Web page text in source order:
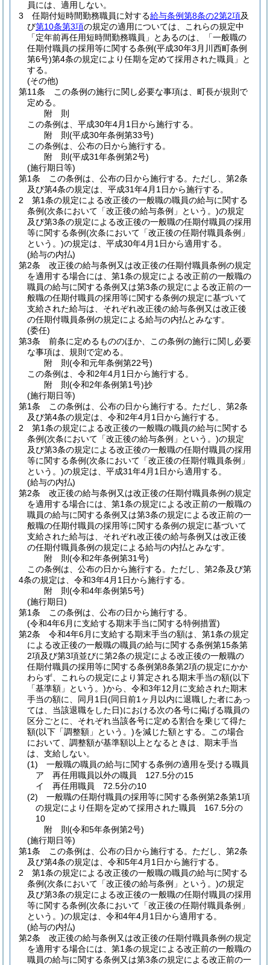
員には、適用しない。
3
任期付短時間勤務職員に対する給与条例第8条の2第2項及
び第10条第3項の規定の適用については、これらの規定中
「定年前再任用短時間勤務職員」とあるのは、「一般職の
任期付職員の採用等に関する条例(平成30年3月川西町条例
第6号)第4条の規定により任期を定めて採用された職員」と
する。
(その他)
第11条
この条例の施行に関し必要な事項は、町長が規則で
定める。
附 則
この条例は、平成30年4月1日から施行する。
附 則(平成30年条例第33号)
この条例は、公布の日から施行する。
附 則(平成31年条例第2号)
(施行期日等)
第1条
この条例は、公布の日から施行する。 ただし、第2条
及び第4条の規定は、平成31年4月1日から施行する。
2
第1条の規定による改正後の一般職の職員の給与に関する
条例(次条において「改正後の給与条例」という。)の規定
及び第3条の規定による改正後の一般職の任期付職員の採用
等に関する条例(次条において「改正後の任期付職員条例」
という。)の規定は、平成30年4月1日から適用する。
(給与の内払)
第2条
改正後の給与条例又は改正後の任期付職員条例の規定
を適用する場合には、第1条の規定による改正前の一般職の
職員の給与に関する条例又は第3条の規定による改正前の一
般職の任期付職員の採用等に関する条例の規定に基づいて
支給された給与は、それぞれ改正後の給与条例又は改正後
の任期付職員条例の規定による給与の内払とみなす。
(委任)
第3条
前条に定めるもののほか、この条例の施行に関し必要
な事項は、規則で定める。
附 則(令和元年条例第22号)
この条例は、令和2年4月1日から施行する。
附 則(令和2年条例第1号)抄
(施行期日等)
第1条
この条例は、公布の日から施行する。 ただし、第2条
及び第4条の規定は、令和2年4月1日から施行する。
2
第1条の規定による改正後の一般職の職員の給与に関する
条例(次条において「改正後の給与条例」という。)の規定
及び第3条の規定による改正後の一般職の任期付職員の採用
等に関する条例(次条において「改正後の任期付職員条例」
という。)の規定は、平成31年4月1日から適用する。
(給与の内払)
第2条
改正後の給与条例又は改正後の任期付職員条例の規定
を適用する場合には、第1条の規定による改正前の一般職の
職員の給与に関する条例又は第3条の規定による改正前の一
般職の任期付職員の採用等に関する条例の規定に基づいて
支給された給与は、それぞれ改正後の給与条例又は改正後
の任期付職員条例の規定による給与の内払とみなす。
附 則(令和2年条例第31号)
この条例は、公布の日から施行する。 ただし、第2条及び第
4条の規定は、令和3年4月1日から施行する。
附 則(令和4年条例第5号)
(施行期日)
第1条
この条例は、公布の日から施行する。
(令和4年6月に支給する期末手当に関する特例措置)
第2条
令和4年6月に支給する期末手当の額は、第1条の規定
による改正後の一般職の職員の給与に関する条例第15条第
2項及び第3項並びに第2条の規定による改正後の一般職の
任期付職員の採用等に関する条例第8条第2項の規定にかか
わらず、これらの規定により算定される期末手当の額(以下
「基準額」という。)から、令和3年12月に支給された期末
手当の額に、同月1日(同日前1ヶ月以内に退職した者にあっ
ては、当該退職をした日)における次の各号に掲げる職員の
区分ごとに、それぞれ当該各号に定める割合を乗じて得た
額(以下「調整額」という。)を減じた額とする。
この場合
において、調整額が基準額以上となるときは、期末手当
は、支給しない。
(1)
一般職の職員の給与に関する条例の適用を受ける職員
ア
再任用職員以外の職員 127.5分の15
イ
再任用職員 72.5分の10
(2)
一般職の任期付職員の採用等に関する条例第2条第1項
の規定により任期を定めて採用された職員 167.5分の
10
附 則(令和5年条例第2号)
(施行期日等)
第1条
この条例は、公布の日から施行する。 ただし、第2条
及び第4条の規定は、令和5年4月1日から施行する。
2
第1条の規定による改正後の一般職の職員の給与に関する
条例(次条において「改正後の給与条例」という。)の規定
及び第3条の規定による改正後の一般職の任期付職員の採用
等に関する条例(次条において「改正後の任期付職員条例」
という。)の規定は、令和4年4月1日から適用する。
(給与の内払)
第2条
改正後の給与条例又は改正後の任期付職員条例の規定
を適用する場合には、第1条の規定による改正前の一般職の
職員の給与に関する条例又は第3条の規定による改正前の一